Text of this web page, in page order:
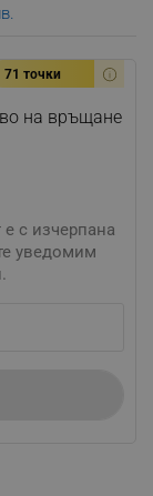
71 точки
на връщане
с изчерпана
уведомим